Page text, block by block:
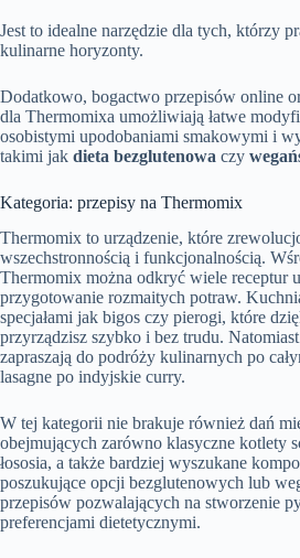
Jest to idealne narzędzie dla tych, którzy
kulinarne horyzonty.
Dodatkowo, bogactwo przepisów online
dla Thermomixa umożliwiają łatwe
osobistymi upodobaniami smakowymi i
takimi jak dieta bezglutenowa czy
Kategoria: przepisy na Thermomix
Thermomix to urządzenie, które
wszechstronnością i funkcjonalnością.
Thermomix można odkryć wiele receptur
przygotowanie rozmaitych potraw.
specjałami jak bigos czy pierogi, które
przyrządzisz szybko i bez trudu.
zapraszają do podróży kulinarnych po
lasagne po indyjskie curry.
W tej kategorii nie brakuje również dań
obejmujących zarówno klasyczne kotlety
łososia, a także bardziej wyszukane
poszukujące opcji bezglutenowych lub
przepisów pozwalających na stworzenie
preferencjami dietetycznymi.